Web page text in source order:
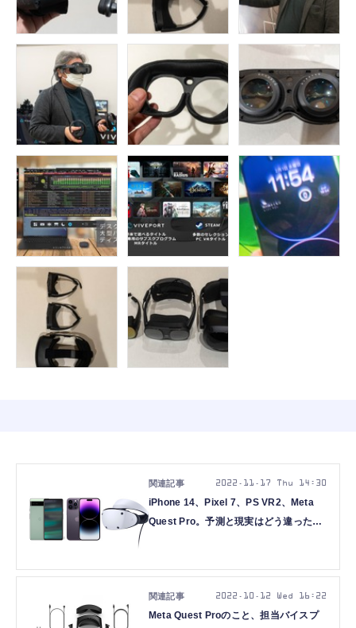
iPhone 14、Pixel 7、PS VR2、Meta
Quest Pro。予測と現実はどう違ったの
2022.11.17 Thu 14:30
Meta Quest Proのこと、担当バイスプ
2022.10.12 Wed 16:22